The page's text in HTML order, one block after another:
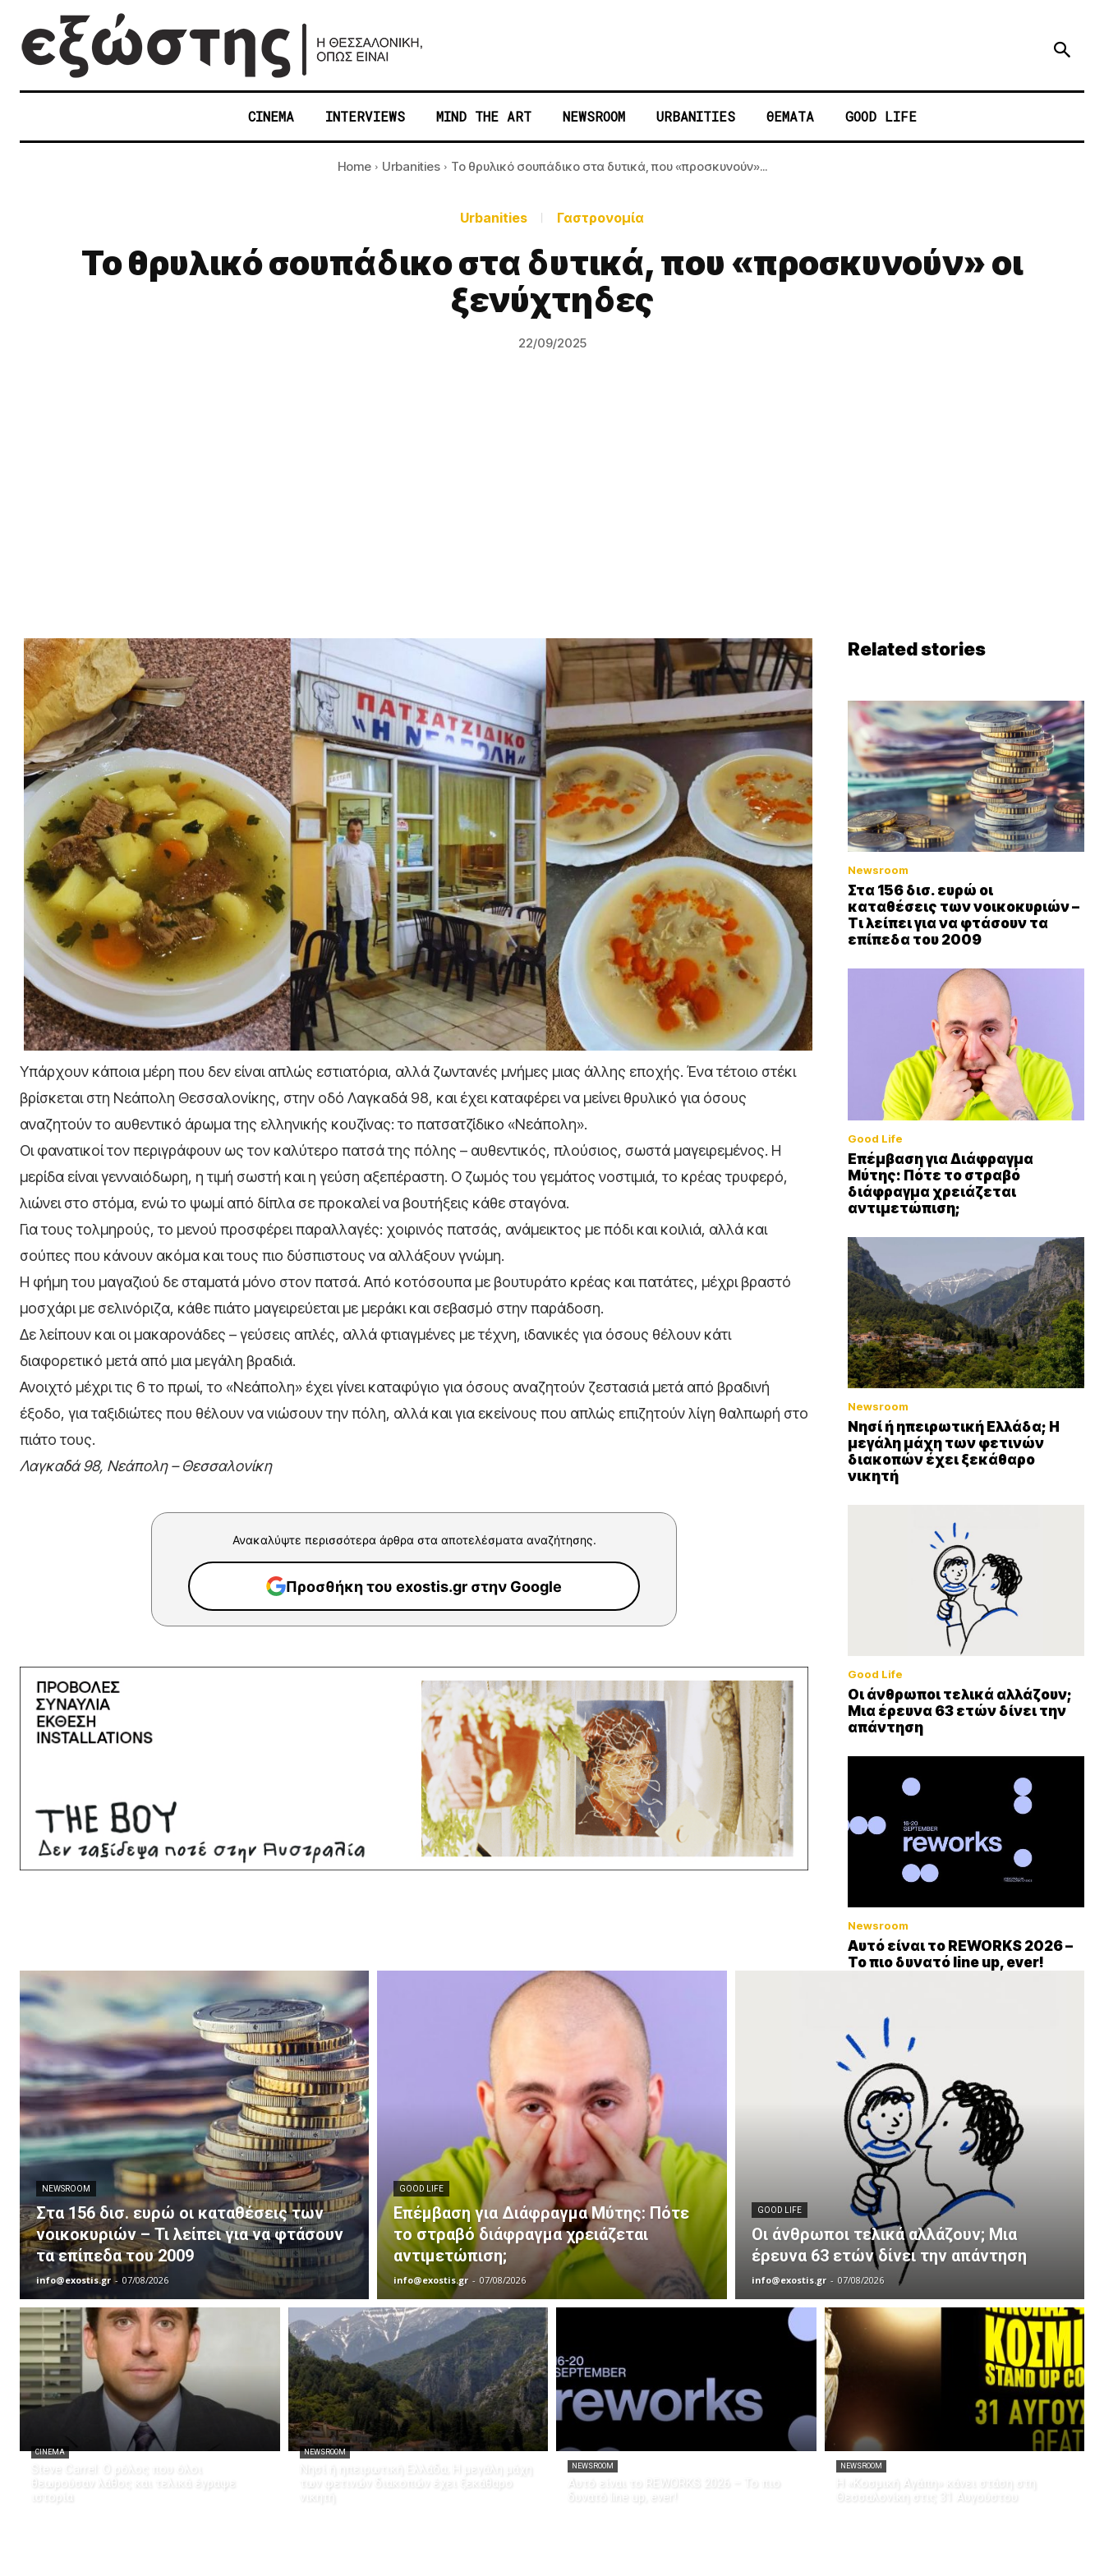
CINEMA INTERVIEWS MIND THE ART NEWSROOM URBANITIES ΘΕΜΑΤΑ GOOD LIFE
Home Urbanities Το θρυλικό σουπάδικο στα δυτικά, που «προσκυνούν»...
Urbanities Γαστρονομία
Το θρυλικό σουπάδικο στα δυτικά, που «προσκυνούν» οι
ξενύχτηδες
22/09/2025
Υπάρχουν κάποια μέρη που δεν είναι απλώς εστιατόρια, αλλά ζωντανές μνήμες μιας άλλης εποχής. Ένα τέτοιο στέκι
βρίσκεται στη Νεάπολη Θεσσαλονίκης, στην οδό Λαγκαδά 98, και έχει καταφέρει να μείνει θρυλικό για όσους
αναζητούν το αυθεντικό άρωμα της ελληνικής κουζίνας: το πατσατζίδικο «Νεάπολη».
Οι φανατικοί τον περιγράφουν ως τον καλύτερο πατσά της πόλης – αυθεντικός, πλούσιος, σωστά μαγειρεμένος. Η
μερίδα είναι γενναιόδωρη, η τιμή σωστή και η γεύση αξεπέραστη. Ο ζωμός του γεμάτος νοστιμιά, το κρέας τρυφερό,
λιώνει στο στόμα, ενώ το ψωμί από δίπλα σε προκαλεί να βουτήξεις κάθε σταγόνα.
Για τους τολμηρούς, το μενού προσφέρει παραλλαγές: χοιρινός πατσάς, ανάμεικτος με πόδι και κοιλιά, αλλά και
σούπες που κάνουν ακόμα και τους πιο δύσπιστους να αλλάξουν γνώμη.
Η φήμη του μαγαζιού δε σταματά μόνο στον πατσά. Από κοτόσουπα με βουτυράτο κρέας και πατάτες, μέχρι βραστό
μοσχάρι με σελινόριζα, κάθε πιάτο μαγειρεύεται με μεράκι και σεβασμό στην παράδοση.
Δε λείπουν και οι μακαρονάδες – γεύσεις απλές, αλλά φτιαγμένες με τέχνη, ιδανικές για όσους θέλουν κάτι
διαφορετικό μετά από μια μεγάλη βραδιά.
Ανοιχτό μέχρι τις 6 το πρωί, το «Νεάπολη» έχει γίνει καταφύγιο για όσους αναζητούν ζεστασιά μετά από βραδινή
έξοδο, για ταξιδιώτες που θέλουν να νιώσουν την πόλη, αλλά και για εκείνους που απλώς επιζητούν λίγη θαλπωρή στο
πιάτο τους.
Λαγκαδά 98, Νεάπολη – Θεσσαλονίκη
Ανακαλύψτε περισσότερα άρθρα στα αποτελέσματα αναζήτησης.
Προσθήκη του exostis.gr στην Google
Related stories
Newsroom
Στα 156 δισ. ευρώ οι
καταθέσεις των νοικοκυριών –
Τι λείπει για να φτάσουν τα
επίπεδα του 2009
Good Life
Επέμβαση για Διάφραγμα
Μύτης: Πότε το στραβό
διάφραγμα χρειάζεται
αντιμετώπιση;
Newsroom
Νησί ή ηπειρωτική Ελλάδα; Η
μεγάλη μάχη των φετινών
διακοπών έχει ξεκάθαρο
νικητή
Good Life
Οι άνθρωποι τελικά αλλάζουν;
Μια έρευνα 63 ετών δίνει την
απάντηση
Newsroom
Αυτό είναι το REWORKS 2026 –
Το πιο δυνατό line up, ever!
NEWSROOM
Στα 156 δισ. ευρώ οι καταθέσεις των
νοικοκυριών – Τι λείπει για να φτάσουν
τα επίπεδα του 2009
info@exostis.gr - 07/08/2026
GOOD LIFE
Επέμβαση για Διάφραγμα Μύτης: Πότε
το στραβό διάφραγμα χρειάζεται
αντιμετώπιση;
info@exostis.gr - 07/08/2026
GOOD LIFE
Οι άνθρωποι τελικά αλλάζουν; Μια
έρευνα 63 ετών δίνει την απάντηση
info@exostis.gr - 07/08/2026
CINEMA
Steve Carrel: Ο ρόλος που όλοι
θεωρούσαν λάθος και τελικά έγραψε
NEWSROOM
Νησί ή ηπειρωτική Ελλάδα; Η μεγάλη μάχη
των φετινών διακοπών έχει ξεκάθαρο
NEWSROOM
Αυτό είναι το REWORKS 2026 – Το πιο
δυνατό line up, ever!
NEWSROOM
Η «Κοσμική Αγάπη» κάνει στάση στη
Θεσσαλονίκη στις 31 Αυγούστου